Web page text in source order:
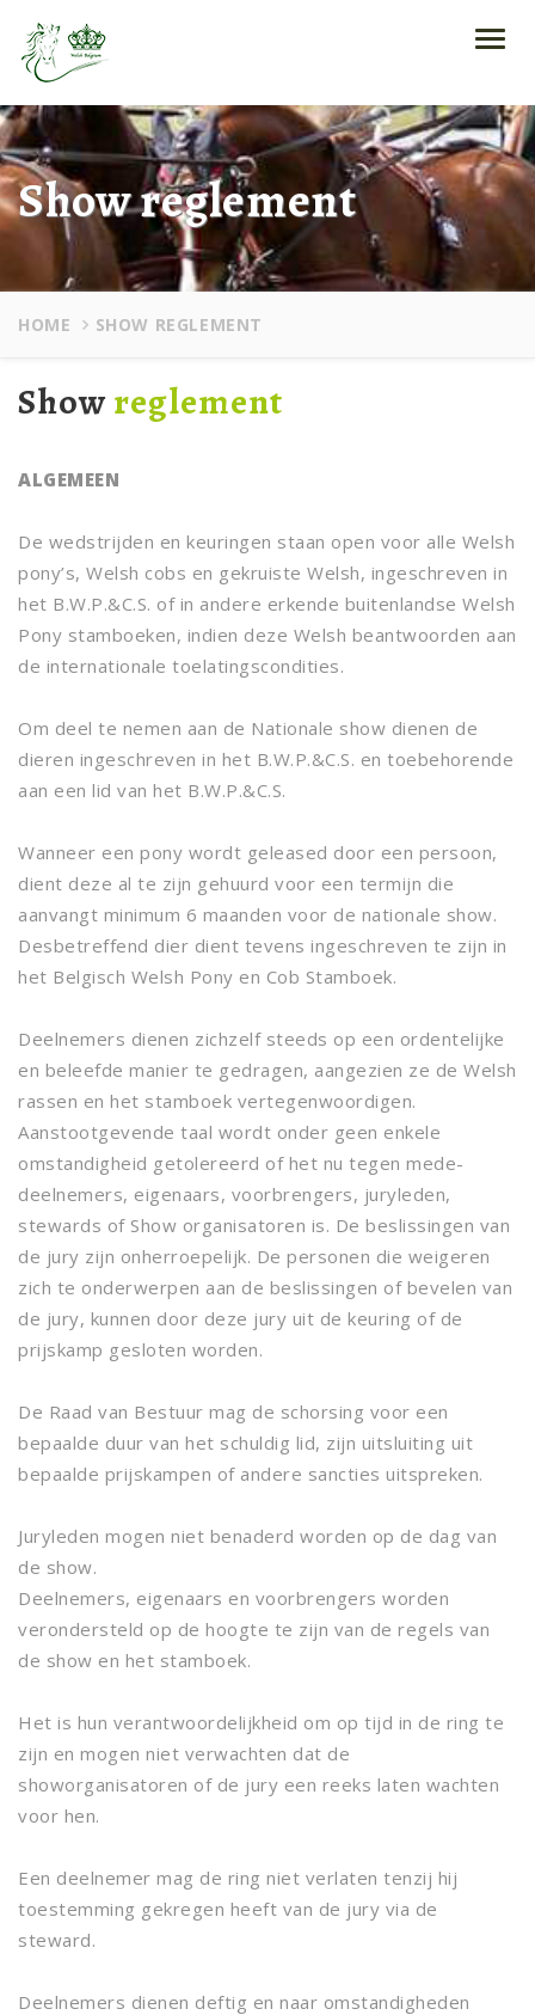
Show reglement
HOME SHOW REGLEMENT
Showreglement
ALGEMEEN
De wedstrijden en keuringen staan open voor alle Welsh
pony’s, Welsh cobs en gekruiste Welsh, ingeschreven in
het B.W.P.&C.S. of in andere erkende buitenlandse Welsh
Pony stamboeken, indien deze Welsh beantwoorden aan
de internationale toelatingscondities.
Om deel te nemen aan de Nationale show dienen de
dieren ingeschreven in het B.W.P.&C.S. en toebehorende
aan een lid van het B.W.P.&C.S.
Wanneer een pony wordt geleased door een persoon,
dient deze al te zijn gehuurd voor een termijn die
aanvangt minimum 6 maanden voor de nationale show.
Desbetreffend dier dient tevens ingeschreven te zijn in
het Belgisch Welsh Pony en Cob Stamboek.
Deelnemers dienen zichzelf steeds op een ordentelijke
en beleefde manier te gedragen, aangezien ze de Welsh
rassen en het stamboek vertegenwoordigen.
Aanstootgevende taal wordt onder geen enkele
omstandigheid getolereerd of het nu tegen mede-
deelnemers, eigenaars, voorbrengers, juryleden,
stewards of Show organisatoren is. De beslissingen van
de jury zijn onherroepelijk. De personen die weigeren
zich te onderwerpen aan de beslissingen of bevelen van
de jury, kunnen door deze jury uit de keuring of de
prijskamp gesloten worden.
De Raad van Bestuur mag de schorsing voor een
bepaalde duur van het schuldig lid, zijn uitsluiting uit
bepaalde prijskampen of andere sancties uitspreken.
Juryleden mogen niet benaderd worden op de dag van
de show.
Deelnemers, eigenaars en voorbrengers worden
verondersteld op de hoogte te zijn van de regels van
de show en het stamboek.
Het is hun verantwoordelijkheid om op tijd in de ring te
zijn en mogen niet verwachten dat de
showorganisatoren of de jury een reeks laten wachten
voor hen.
Een deelnemer mag de ring niet verlaten tenzij hij
toestemming gekregen heeft van de jury via de
steward.
Deelnemers dienen deftig en naar omstandigheden